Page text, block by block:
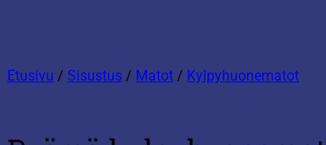
Etusivu / Sisustus / Matot / Kylpyhuonematot